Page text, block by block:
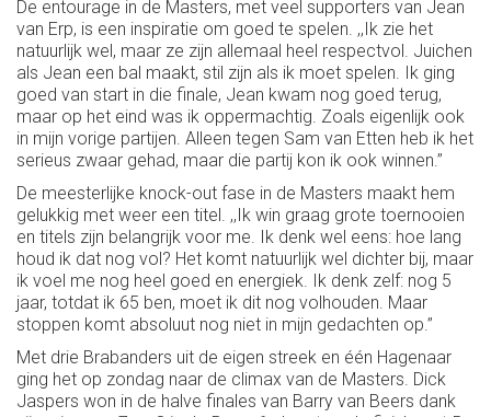
De entourage in de Masters, met veel supporters van Jean
van Erp, is een inspiratie om goed te spelen. ,,Ik zie het
natuurlijk wel, maar ze zijn allemaal heel respectvol. Juichen
als Jean een bal maakt, stil zijn als ik moet spelen. Ik ging
goed van start in die finale, Jean kwam nog goed terug,
maar op het eind was ik oppermachtig. Zoals eigenlijk ook
in mijn vorige partijen. Alleen tegen Sam van Etten heb ik het
serieus zwaar gehad, maar die partij kon ik ook winnen.’’
De meesterlijke knock-out fase in de Masters maakt hem
gelukkig met weer een titel. ,,Ik win graag grote toernooien
en titels zijn belangrijk voor me. Ik denk wel eens: hoe lang
houd ik dat nog vol? Het komt natuurlijk wel dichter bij, maar
ik voel me nog heel goed en energiek. Ik denk zelf: nog 5
jaar, totdat ik 65 ben, moet ik dit nog volhouden. Maar
stoppen komt absoluut nog niet in mijn gedachten op.’’
Met drie Brabanders uit de eigen streek en één Hagenaar
ging het op zondag naar de climax van de Masters. Dick
Jaspers won in de halve finales van Barry van Beers dank